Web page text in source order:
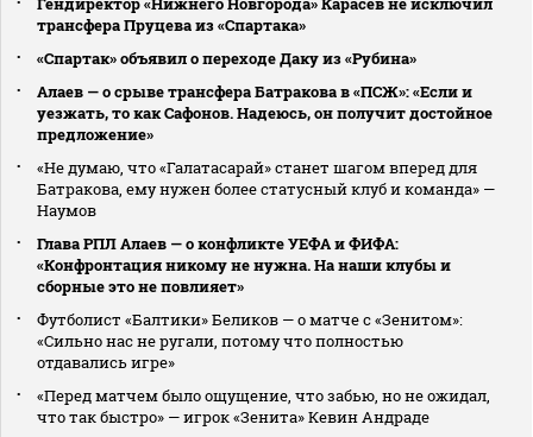
трансфера Пруцева из «Спартака»
«Спартак» объявил о переходе Даку из «Рубина»
Алаев — о срыве трансфера Батракова в «ПСЖ»: «Если и
уезжать, то как Сафонов. Надеюсь, он получит достойное
предложение»
«Не думаю, что «Галатасарай» станет шагом вперед для
Батракова, ему нужен более статусный клуб и команда» —
Наумов
Глава РПЛ Алаев — о конфликте УЕФА и ФИФА:
«Конфронтация никому не нужна. На наши клубы и
сборные это не повлияет»
Футболист «Балтики» Беликов — о матче с «Зенитом»:
«Сильно нас не ругали, потому что полностью
отдавались игре»
«Перед матчем было ощущение, что забью, но не ожидал,
что так быстро» — игрок «Зенита» Кевин Андраде